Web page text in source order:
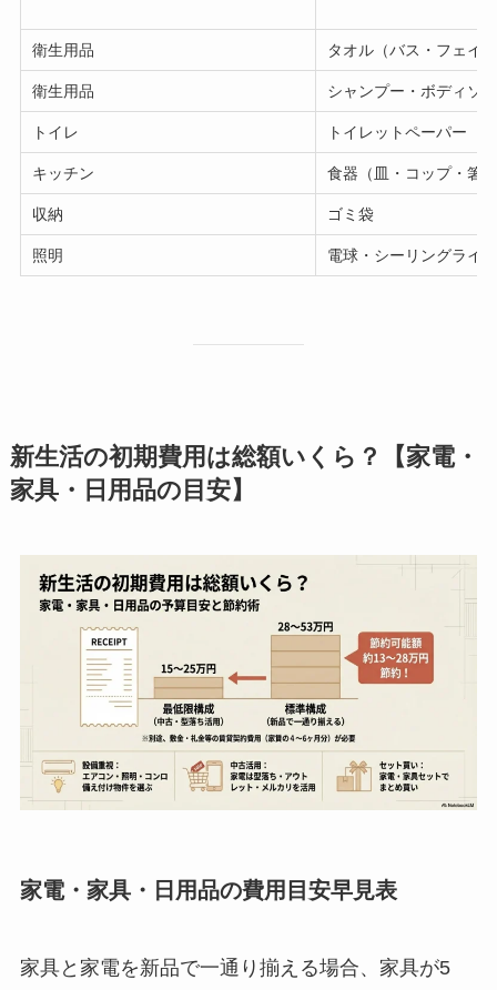
衛生用品 タオル（バス・フェイ
衛生用品 シャンプー・ボディソ
トイレ トイレットペーパー
キッチン 食器（皿・コップ・箸
収納 ゴミ袋
照明 電球・シーリングライ
新生活の初期費用は総額いくら？【家電・
家具・日用品の目安】
家電・家具・日用品の費用目安早見表
家具と家電を新品で一通り揃える場合、家具が5